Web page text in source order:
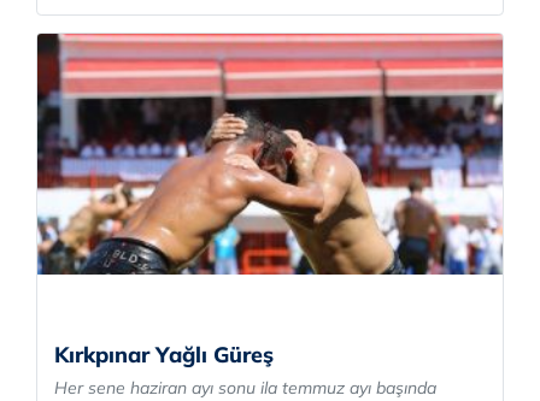
Kırkpınar Yağlı Güreş
Her sene haziran ayı sonu ila temmuz ayı başında